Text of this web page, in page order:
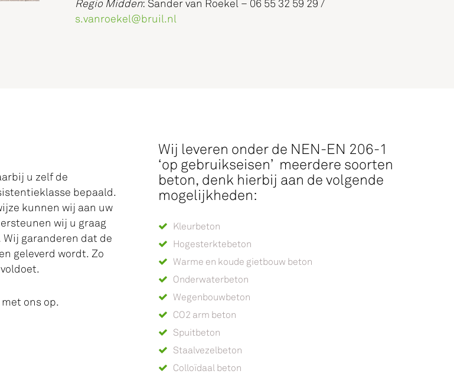
Regio Midden: Sander van Roekel – 06 55 32 59 29 /
s.vanroekel@bruil.nl
u zelf de
bepaald.
kunnen wij aan uw
wij u graag
garanderen dat de
geleverd wordt. Zo
ons op.
Wij leveren onder de NEN-EN 206-1
‘op gebruikseisen’ meerdere soorten
beton, denk hierbij aan de volgende
mogelijkheden:
Kleurbeton
Hogesterktebeton
Warme en koude gietbouw beton
Onderwaterbeton
Wegenbouwbeton
CO2 arm beton
Spuitbeton
Staalvezelbeton
Colloïdaal beton